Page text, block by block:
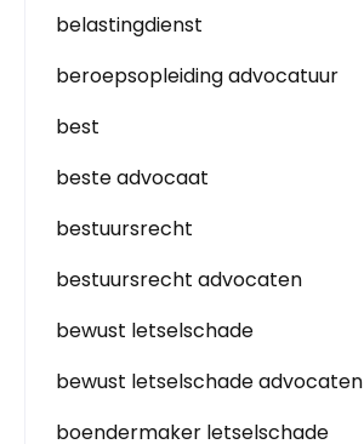
belastingdienst
beroepsopleiding advocatuur
best
beste advocaat
bestuursrecht
bestuursrecht advocaten
bewust letselschade
bewust letselschade advocaten
boendermaker letselschade